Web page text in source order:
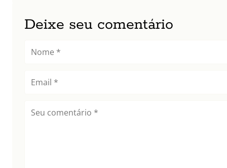
Deixe seu comentário